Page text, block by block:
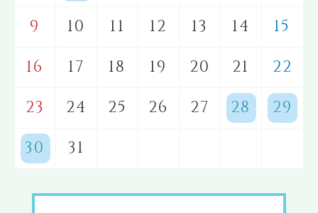
9
10 11 12 13 14
15
16
17 18 19 20 21
22
23
24 25 26 27 28
29
30
31